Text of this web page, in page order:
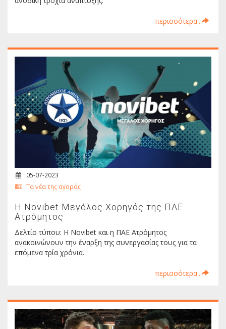
περισσότερα...
05-07-2023
Τα νέα της αγοράς
Η Novibet Μεγάλος Χορηγός της ΠΑΕ
Ατρόμητος
Δελτίο τύπου: Η Novibet και η ΠΑΕ Ατρόμητος
ανακοινώνουν την έναρξη της συνεργασίας τους για τα
επόμενα τρία χρόνια.
περισσότερα...